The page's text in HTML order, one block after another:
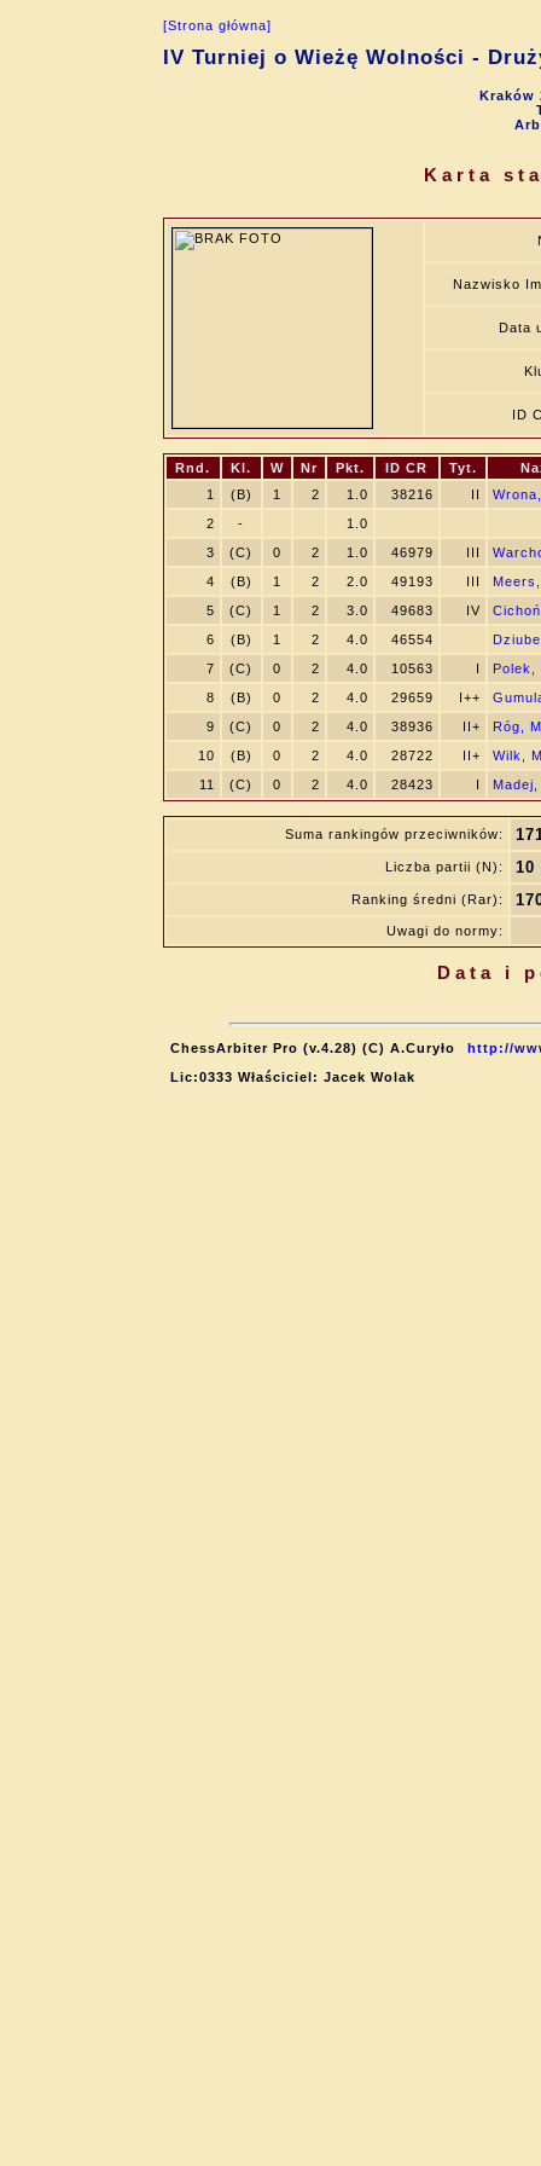
[Strona główna]
IV Turniej o Wieżę Wolności -
Kraków
Karta
Nazwisko
Data
ID
Rnd. Kl. W Nr Pkt. ID CR Tyt.
1
(B) 1 2 1.0 38216 II
2
-
1.0
3
(C) 0 2 1.0 46979 III
4
(B) 1 2 2.0 49193 III
5
(C) 1 2 3.0 49683 IV
6
(B) 1 2 4.0 46554
7
(C) 0 2 4.0 10563 I
Polek,
8
(B) 0 2 4.0 29659 I++
9
(C) 0 2 4.0 38936 II+
Róg,
10
(B) 0 2 4.0 28722 II+
Wilk,
11
(C) 0 2 4.0 28423 I
Suma rankingów przeciwników:
Liczba partii (N): 10
Ranking średni (Rar):
Uwagi do normy:
Data i
ChessArbiter Pro (v.4.28) (C) A.Curyło
http://
Lic:0333 Właściciel: Jacek Wolak